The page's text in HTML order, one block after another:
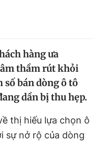
360
hàng ưa
thầm rút khỏi
bán dòng ô tô
dần bị thu hẹp.
thị hiếu lựa chọn ô
sự nở rộ của dòng